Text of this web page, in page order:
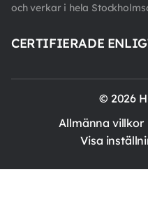
och verkar i hela
CERTIFIERADE
© 2026
Allmänna villkor
Visa